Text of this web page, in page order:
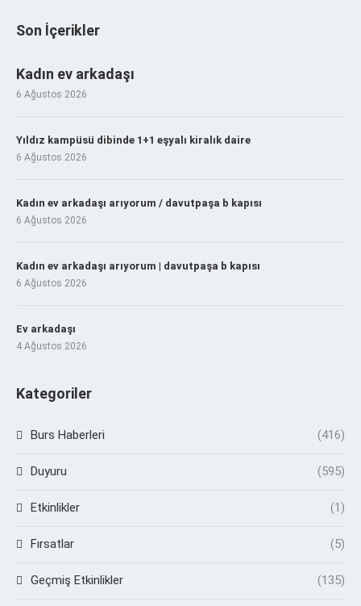
Son İçerikler
Kadın ev arkadaşı
6 Ağustos 2026
Yıldız kampüsü dibinde 1+1 eşyalı kiralık daire
6 Ağustos 2026
Kadın ev arkadaşı arıyorum / davutpaşa b kapısı
6 Ağustos 2026
Kadın ev arkadaşı arıyorum | davutpaşa b kapısı
6 Ağustos 2026
Ev arkadaşı
4 Ağustos 2026
Kategoriler
Burs Haberleri (416)
Duyuru (595)
Etkinlikler (1)
Fırsatlar (5)
Geçmiş Etkinlikler (135)